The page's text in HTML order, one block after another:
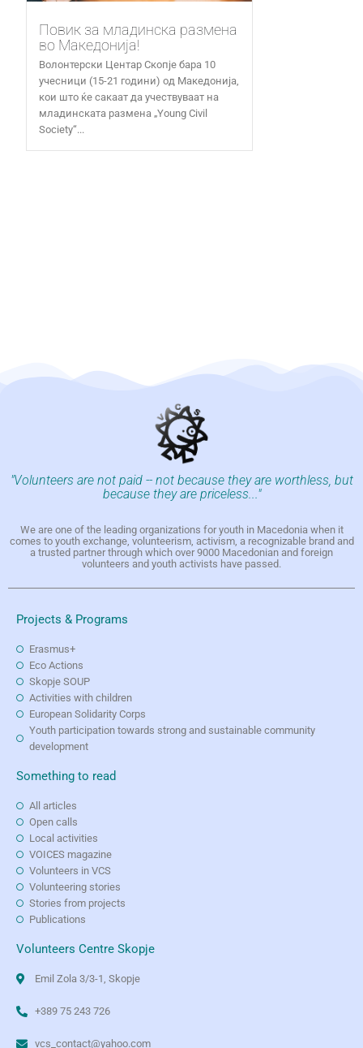
Повик за младинска размена
во Македонија!
Волонтерски Центар Скопје бара 10
учесници (15-21 години) од Македонија,
кои што ќе сакаат да учествуваат на
младинската размена „Young Civil
Society“...
"Volunteers are not paid -- not because they are worthless, but
because they are priceless..."
We are one of the leading organizations for youth in Macedonia when it
comes to youth exchange, volunteerism, activism, a recognizable brand and
a trusted partner through which over 9000 Macedonian and foreign
volunteers and youth activists have passed.
Projects & Programs
Erasmus+
Eco Actions
Skopje SOUP
Activities with children
European Solidarity Corps
Youth participation towards strong and sustainable community
development
Something to read
All articles
Open calls
Local activities
VOICES magazine
Volunteers in VCS
Volunteering stories
Stories from projects
Publications
Volunteers Centre Skopje
Emil Zola 3/3-1, Skopje
+389 75 243 726
vcs_contact@yahoo.com